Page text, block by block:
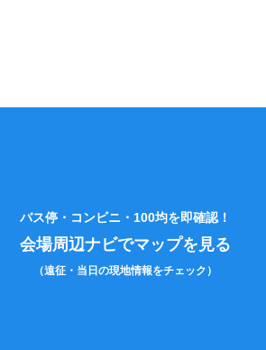
日焼け止め
バス停・コンビニ・100均を即確認！
会場周辺ナビでマップを見る
（遠征・当日の現地情報をチェック）